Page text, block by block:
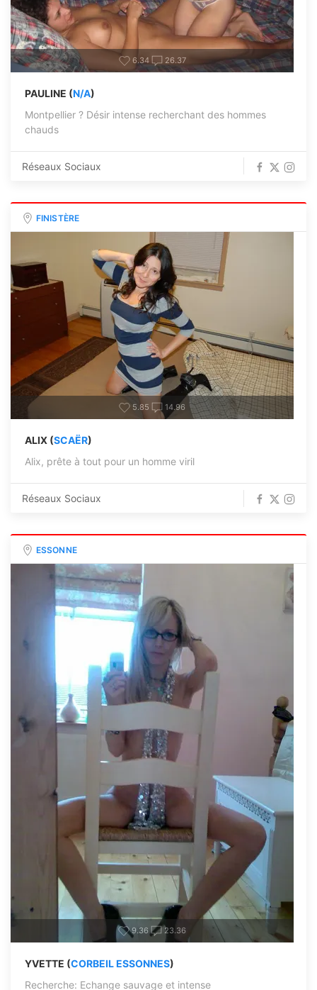
6.34 26.37
PAULINE (N/A)
Montpellier ? Désir intense recherchant des hommes
chauds
Réseaux Sociaux
FINISTÈRE
5.85 14.96
ALIX (SCAËR)
Alix, prête à tout pour un homme viril
Réseaux Sociaux
ESSONNE
9.36 23.36
YVETTE (CORBEIL ESSONNES)
Recherche: Echange sauvage et intense